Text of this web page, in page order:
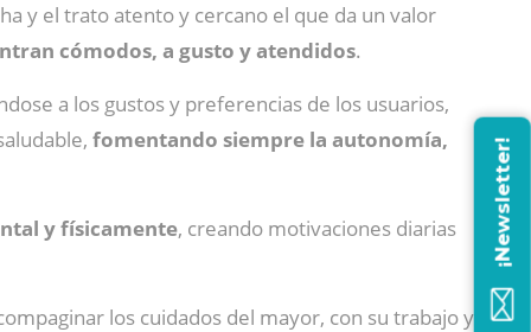
y el trato atento y cercano el que da un valor
cómodos, a gusto y atendidos.
a los gustos y preferencias de los usuarios,
fomentando siempre la autonomía,
y físicamente, creando motivaciones diarias
los cuidados del mayor, con su trabajo y
¡Newsletter!